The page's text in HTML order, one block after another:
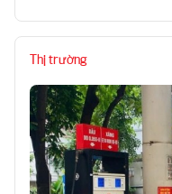
Thị trường